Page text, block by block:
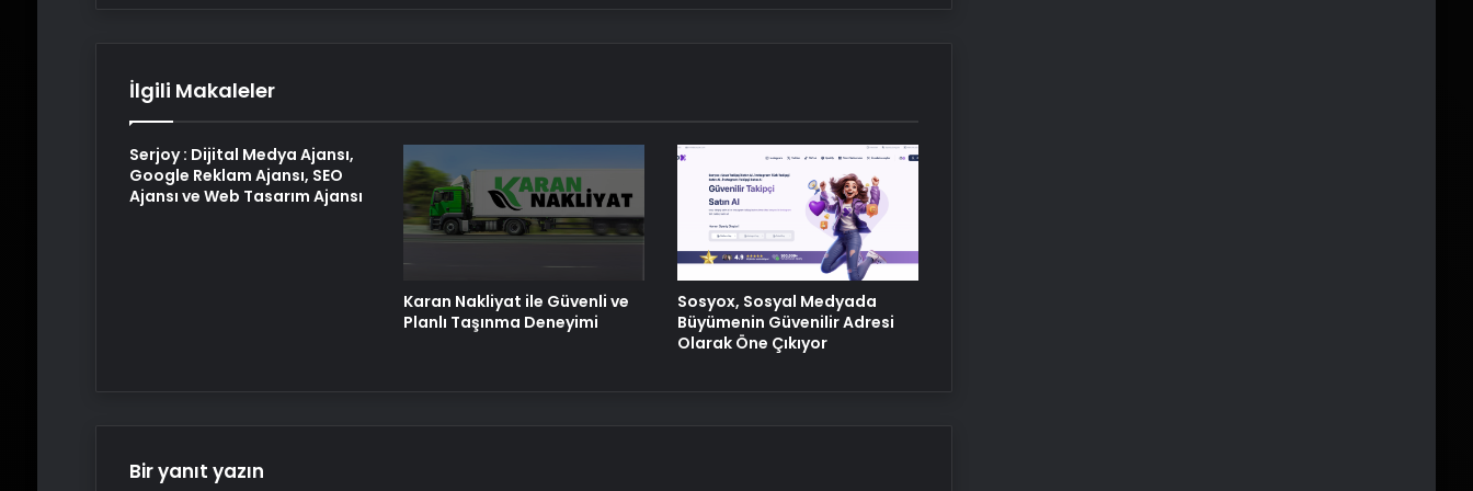
Ürünleri
Porego ile Kargo Süreçlerinizi Daha
Kolay Yönetin
İlgili Makaleler
Serjoy : Dijital Medya Ajansı,
Google Reklam Ajansı, SEO
Ajansı ve Web Tasarım Ajansı
Karan Nakliyat ile Güvenli ve
Planlı Taşınma Deneyimi
Sosyox, Sosyal Medyada
Büyümenin Güvenilir Adresi
Olarak Öne Çıkıyor
Bir yanıt yazın